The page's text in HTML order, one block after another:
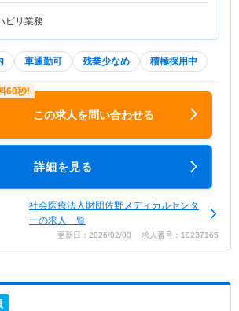
ビリ業務
車通勤可 残業少なめ 積極採用中
この求人を問い合わせる
詳細を見る
社会医療法人財団佐野メディカルセンタ
ーの求人一覧
更新日：2026/02/03 求人番号：10237165